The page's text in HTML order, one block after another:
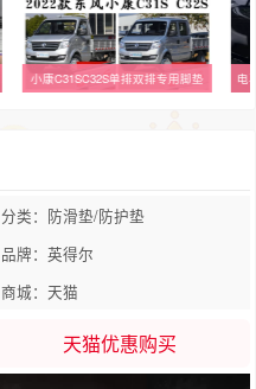
小康C31SC32S单排双排专用脚垫 电
分类：防滑垫/防护垫
品牌：英得尔
商城：天猫
天猫优惠购买